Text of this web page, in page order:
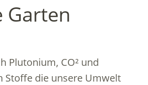
Garten
Plutonium, CO² und
Stoffe die unsere Umwelt